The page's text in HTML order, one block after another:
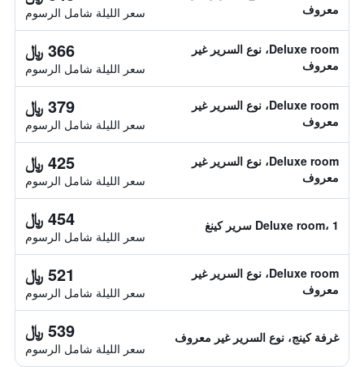
معروف
سعر الليلة شامل الرسوم
Deluxe room، نوع السرير غير
معروف
366 ﷼
سعر الليلة شامل الرسوم
Deluxe room، نوع السرير غير
معروف
379 ﷼
سعر الليلة شامل الرسوم
Deluxe room، نوع السرير غير
معروف
425 ﷼
سعر الليلة شامل الرسوم
Deluxe room، 1 سرير كينغ 454 ﷼
سعر الليلة شامل الرسوم
Deluxe room، نوع السرير غير
معروف
521 ﷼
سعر الليلة شامل الرسوم
غرفة كينج، نوع السرير غير معروف 539 ﷼
سعر الليلة شامل الرسوم